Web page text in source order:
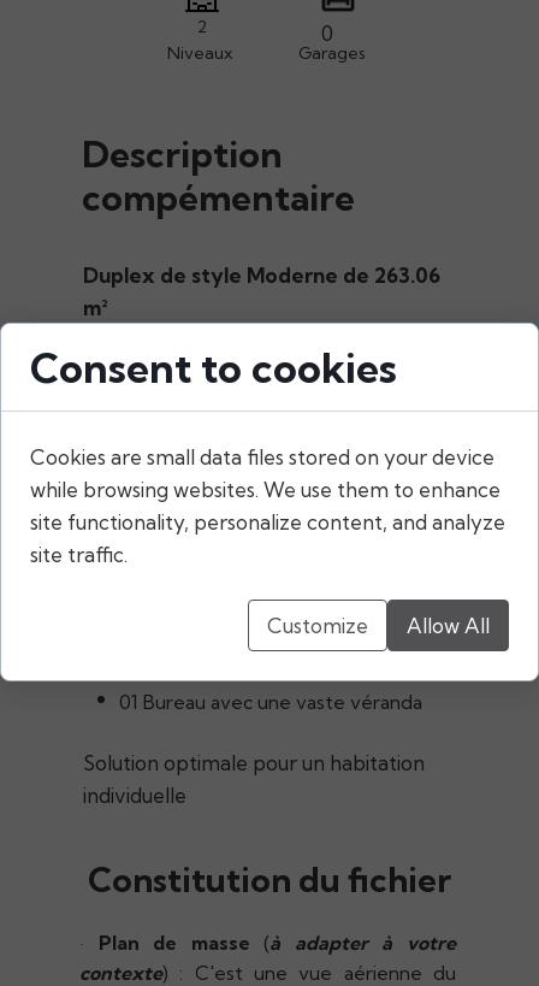
· Plan de masse (à adapter à votre
contexte) : C'est une vue aérienne du
Constitution du fichier
0
Garages
2
Niveaux
Description
compémentaire
Duplex de style Moderne de 263.06
m²
m² comprend:
01 Suite Parentale confortables avec
01 Cuisine ouverte
01 Salle à manger conviviale
L'étage d'une superficie de169.70m²:
01 Bureau avec une vaste véranda
Solution optimale pour un habitation
individuelle
Consent to cookies
Cookies are small data files stored on your device
while browsing websites. We use them to enhance
site functionality, personalize content, and analyze
site traffic.
Customize Allow All